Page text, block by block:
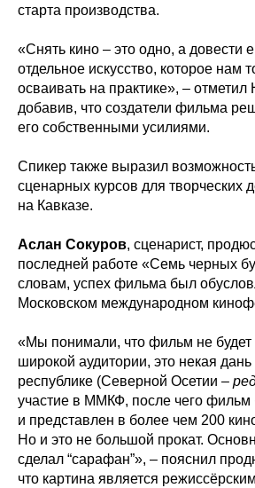
старта производства.
«Снять кино – это одно, а довести
отдельное искусство, которое нам
осваивать на практике», –
добавив, что создатели фильма
его собственными усилиями.
Спикер также выразил
сценарных курсов для творческих
на Кавказе.
Аслан Сокуров, сценарист,
последней работе «Семь черных
словам, успех фильма был
Московском международном
«Мы понимали, что фильм не будет
широкой аудитории, это некая
республике (Северной Осетии –
участие в ММКФ, после чего фильм
и представлен в более чем 200
Но и это не большой прокат.
сделал “сарафан”», – пояснил
что картина является